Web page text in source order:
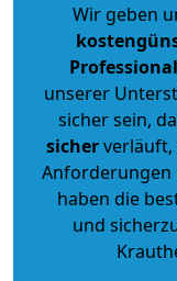
Wir geben
unserer
sicher sein,
sicherverläuft,
Anforderungen
haben die
und